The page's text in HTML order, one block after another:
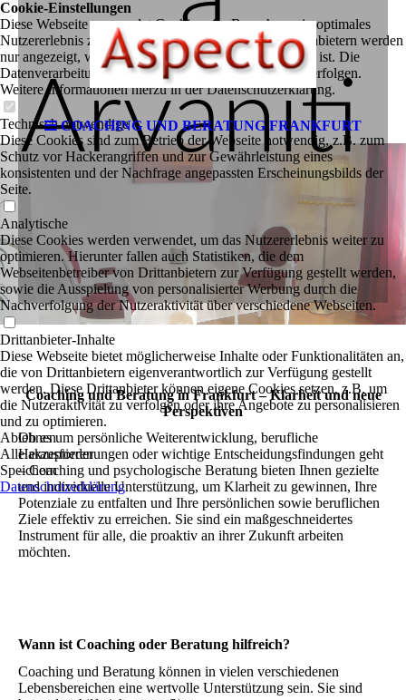
COACHING UND BERATUNG FRANKFURT
Arvaniti
Coaching und Beratung in Frankfurt – Klarheit und neue
Perspektiven
Ob es um persönliche Weiterentwicklung, berufliche
Herausforderungen oder wichtige Entscheidungsfindungen geht
– Coaching und psychologische Beratung bieten Ihnen gezielte
und individuelle Unterstützung, um Klarheit zu gewinnen, Ihre
Potenziale zu entfalten und Ihre persönlichen sowie beruflichen
Ziele effektiv zu erreichen. Sie sind ein maßgeschneidertes
Instrument für alle, die proaktiv an ihrer Zukunft arbeiten
möchten.
Wann ist Coaching oder Beratung hilfreich?
Coaching und Beratung können in vielen verschiedenen
Lebensbereichen eine wertvolle Unterstützung sein. Sie sind
Cookie-Einstellungen
Diese Webseite verwendet Cookies, um Besuchern ein optimales
Nutzererlebnis zu bieten. Bestimmte Inhalte von Drittanbietern werden
nur angezeigt, wenn die entsprechende Option aktiviert ist. Die
Datenverarbeitung kann dann auch in einem Drittland erfolgen.
Weitere Informationen hierzu in der Datenschutzerklärung.
Technisch notwendige
Diese Cookies sind zum Betrieb der Webseite notwendig, z.B. zum
Schutz vor Hackerangriffen und zur Gewährleistung eines
konsistenten und der Nachfrage angepassten Erscheinungsbilds der
Seite.
Analytische
Diese Cookies werden verwendet, um das Nutzererlebnis weiter zu
optimieren. Hierunter fallen auch Statistiken, die dem
Webseitenbetreiber von Drittanbietern zur Verfügung gestellt werden,
sowie die Ausspielung von personalisierter Werbung durch die
Nachverfolgung der Nutzeraktivität über verschiedene Webseiten.
Drittanbieter-Inhalte
Diese Webseite bietet möglicherweise Inhalte oder Funktionalitäten an,
die von Drittanbietern eigenverantwortlich zur Verfügung gestellt
werden. Diese Drittanbieter können eigene Cookies setzen, z.B. um
die Nutzeraktivität zu verfolgen oder ihre Angebote zu personalisieren
und zu optimieren.
Ablehnen
Alle akzeptieren
Speichern
Datenschutzerklärung